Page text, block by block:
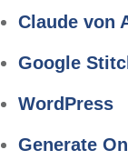
Claude von
Google
WordPress
Generate